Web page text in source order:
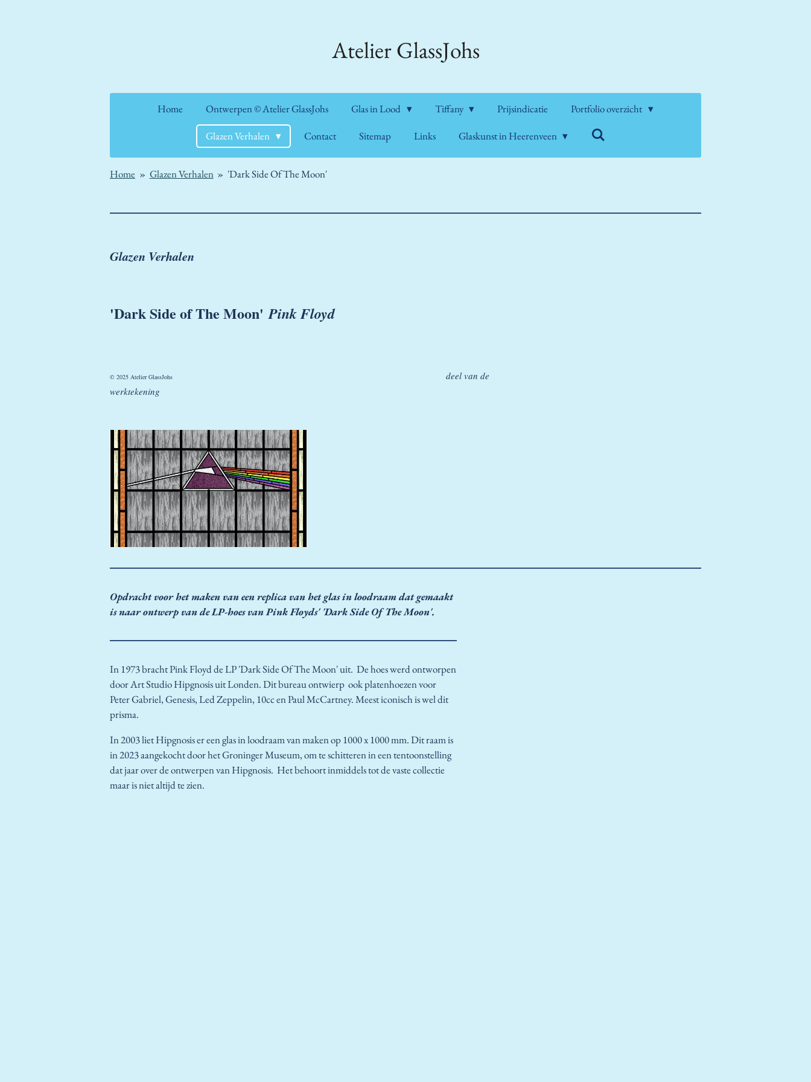
Atelier GlassJohs
Home Ontwerpen © Atelier GlassJohs Glas in Lood Tiffany Prijsindicatie Portfolio overzicht
Glazen Verhalen Contact Sitemap Links Glaskunst in Heerenveen
Home » Glazen Verhalen » 'Dark Side Of The Moon'
Glazen Verhalen
'Dark Side of The Moon' Pink Floyd
© 2025 Atelier GlassJohs deel van de
werktekening
Opdracht voor het maken van een replica van het glas in loodraam dat gemaakt
is naar ontwerp van de LP-hoes van Pink Floyds' 'Dark Side Of The Moon'.
In 1973 bracht Pink Floyd de LP 'Dark Side Of The Moon' uit. De hoes werd ontworpen
door Art Studio Hipgnosis uit Londen. Dit bureau ontwierp ook platenhoezen voor
Peter Gabriel, Genesis, Led Zeppelin, 10cc en Paul McCartney. Meest iconisch is wel dit
prisma.
In 2003 liet Hipgnosis er een glas in loodraam van maken op 1000 x 1000 mm. Dit raam is
in 2023 aangekocht door het Groninger Museum, om te schitteren in een tentoonstelling
dat jaar over de ontwerpen van Hipgnosis. Het behoort inmiddels tot de vaste collectie
maar is niet altijd te zien.